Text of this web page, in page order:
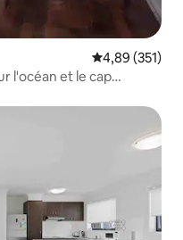
Évaluation
4,89 (351)
l'océan et le cap